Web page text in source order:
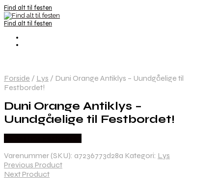
Find alt til festen
Find alt til festen
Forside / Lys / Duni Orange Antiklys – Uundgåelige til
Festbordet!
Duni Orange Antiklys –
Uundgåelige til Festbordet!
Varenummer (SKU): a7236773d28a Kategori: Lys
Previous Product
Next Product